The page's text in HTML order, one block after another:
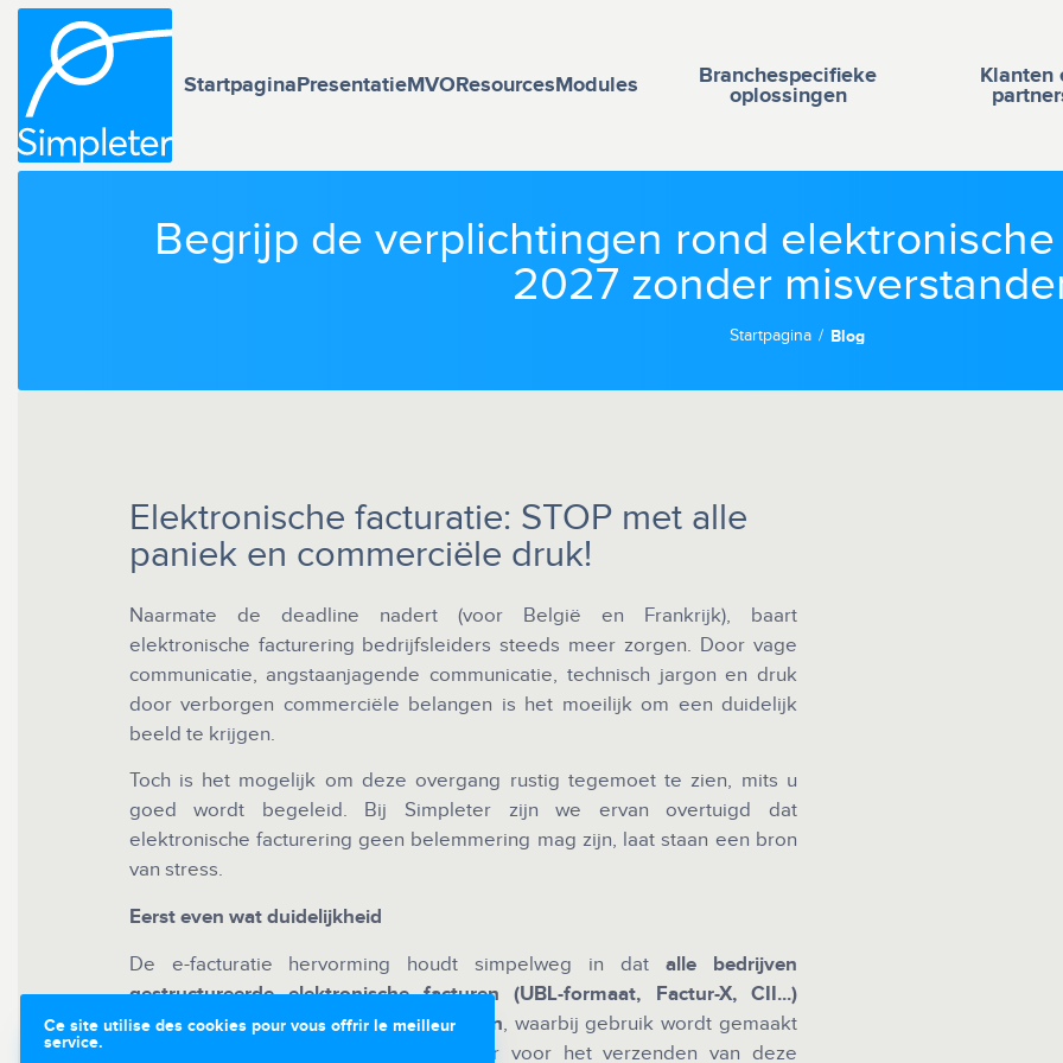
StartpaginaPresentatieMVOResourcesModules
Branchespecifieke
oplossingen
Klanten
Begrijp de verplichtingen rond
2027 zonder
Startpagina Blog
Elektronische facturatie: STOP met alle
paniek en commerciële druk!
Naarmate de deadline nadert (voor België en Frankrijk), baart
elektronische facturering bedrijfsleiders steeds meer zorgen. Door vage
communicatie, angstaanjagende communicatie, technisch jargon en druk
door verborgen commerciële belangen is het moeilijk om een duidelijk
beeld te krijgen.
Toch is het mogelijk om deze overgang rustig tegemoet te zien, mits u
goed wordt begeleid. Bij Simpleter zijn we ervan overtuigd dat
elektronische facturering geen belemmering mag zijn, laat staan een bron
van stress.
Eerst even wat duidelijkheid
De e-facturatie hervorming houdt simpelweg in datalle bedrijven
gestructureerde elektronische facturen (UBL-formaat, Factur-X, CII...)
moeten kunnen versturen en ontvangen, waarbij gebruik wordt gemaakt
van de Europese PEPPOL-infrastructuur voor het verzenden van deze
Ce site utilise des cookies pour vous offrir le meilleur
service.